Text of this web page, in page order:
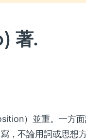
著.
）並重。一方
，不論用詞或思想